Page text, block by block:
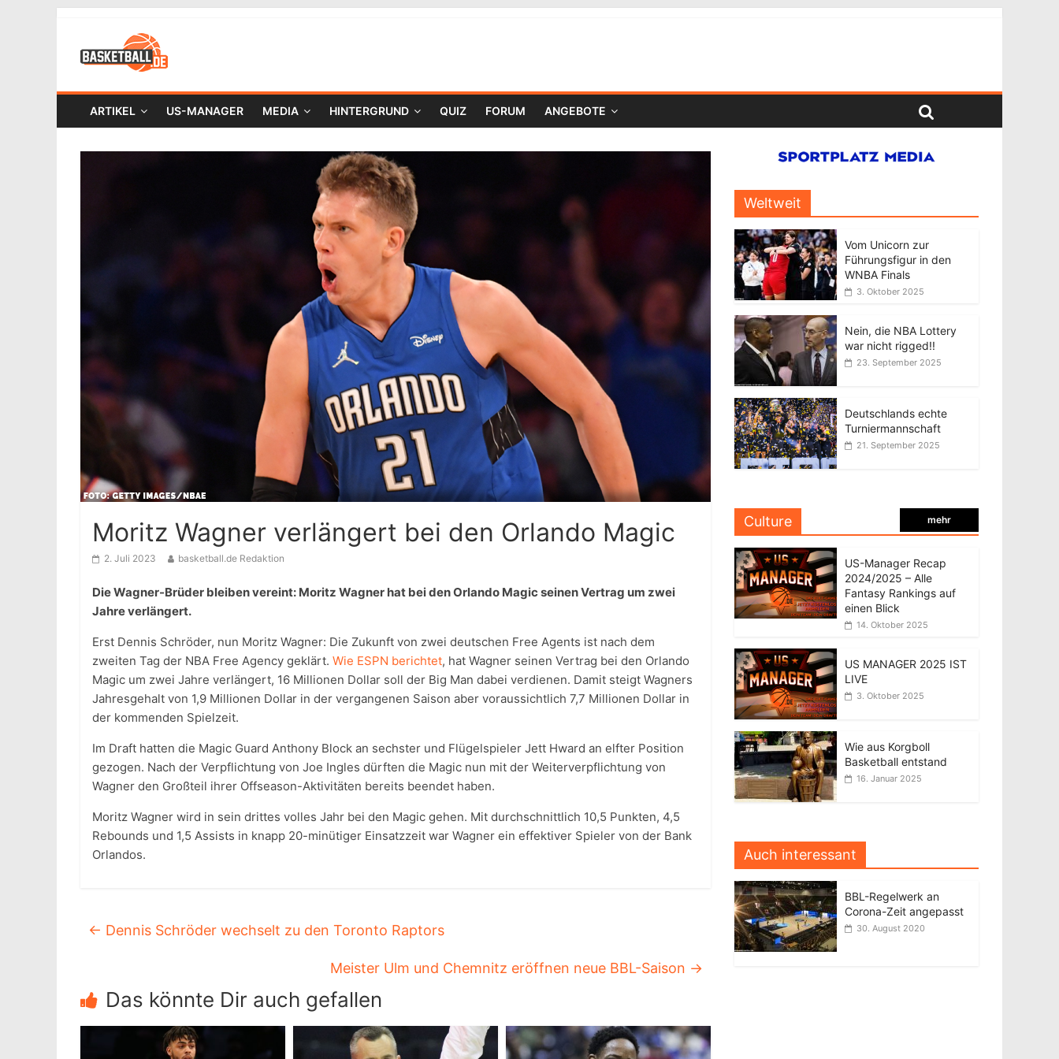
ARTIKEL US-MANAGER MEDIA HINTERGRUND QUIZ FORUM ANGEBOTE
Moritz Wagner verlängert bei den Orlando Magic
2. Juli 2023 basketball.de Redaktion
Die Wagner-Brüder bleiben vereint: Moritz Wagner hat bei den Orlando Magic seinen Vertrag um zwei
Jahre verlängert.
Erst Dennis Schröder, nun Moritz Wagner: Die Zukunft von zwei deutschen Free Agents ist nach dem
zweiten Tag der NBA Free Agency geklärt. Wie ESPN berichtet, hat Wagner seinen Vertrag bei den Orlando
Magic um zwei Jahre verlängert, 16 Millionen Dollar soll der Big Man dabei verdienen. Damit steigt Wagners
Jahresgehalt von 1,9 Millionen Dollar in der vergangenen Saison aber voraussichtlich 7,7 Millionen Dollar in
der kommenden Spielzeit.
Im Draft hatten die Magic Guard Anthony Block an sechster und Flügelspieler Jett Hward an elfter Position
gezogen. Nach der Verpflichtung von Joe Ingles dürften die Magic nun mit der Weiterverpflichtung von
Wagner den Großteil ihrer Offseason-Aktivitäten bereits beendet haben.
Moritz Wagner wird in sein drittes volles Jahr bei den Magic gehen. Mit durchschnittlich 10,5 Punkten, 4,5
Rebounds und 1,5 Assists in knapp 20-minütiger Einsatzzeit war Wagner ein effektiver Spieler von der Bank
Orlandos.
← Dennis Schröder wechselt zu den Toronto Raptors
Meister Ulm und Chemnitz eröffnen neue BBL-Saison →
Das könnte Dir auch gefallen
Weltweit
Vom Unicorn zur
Führungsfigur in den
WNBA Finals
3. Oktober 2025
Nein, die NBA Lottery
war nicht rigged!!
23. September 2025
Deutschlands echte
Turniermannschaft
21. September 2025
Culture mehr
US-Manager Recap
2024/2025 – Alle
Fantasy Rankings auf
einen Blick
14. Oktober 2025
US MANAGER 2025 IST
LIVE
3. Oktober 2025
Wie aus Korgboll
Basketball entstand
16. Januar 2025
Auch interessant
BBL-Regelwerk an
Corona-Zeit angepasst
30. August 2020